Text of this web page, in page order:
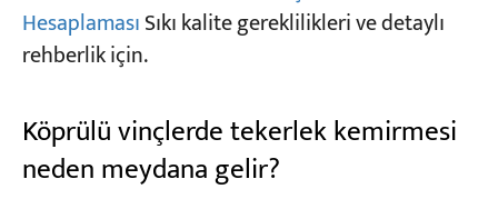
HesaplamasıSıkı kalite gereklilikleri ve detaylı
rehberlik için.
Köprülü vinçlerde tekerlek kemirmesi
neden meydana gelir?